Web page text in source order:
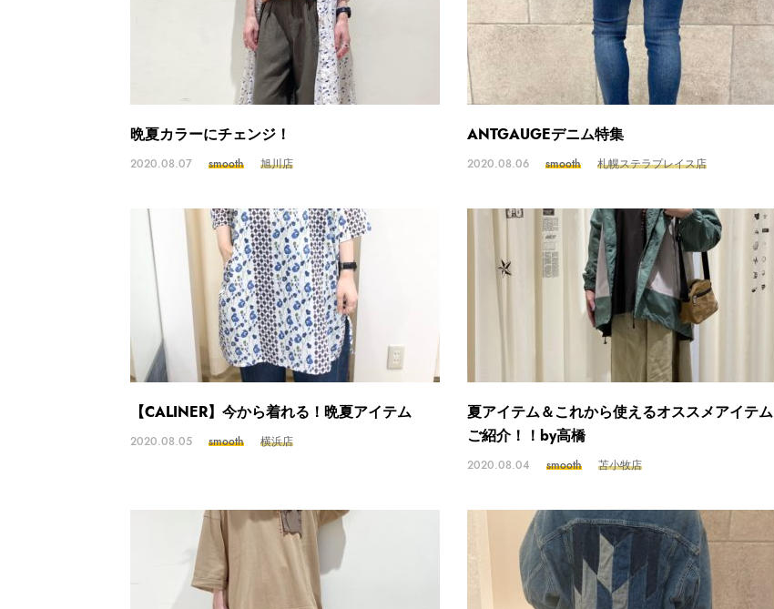
晩夏カラーにチェンジ！
2020.08.07 smooth 旭川店
ANTGAUGEデニム特集
2020.08.06 smooth 札幌ステラプレイス店
【CALINER】今から着れる！晩夏アイテム
2020.08.05 smooth 横浜店
夏アイテム＆これから使えるオススメアイテム
ご紹介！！by高橋
2020.08.04 smooth 苫小牧店